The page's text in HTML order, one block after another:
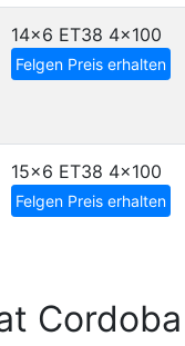
14x6 ET38 4x100
Felgen Preis erhalten
15x6 ET38 4x100
Felgen Preis erhalten